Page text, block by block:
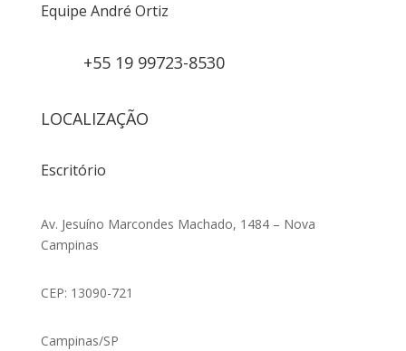
Equipe André Ortiz
+55 19 99723-8530
LOCALIZAÇÃO
Escritório
Av. Jesuíno Marcondes Machado, 1484 – Nova
Campinas
CEP: 13090-721
Campinas/SP